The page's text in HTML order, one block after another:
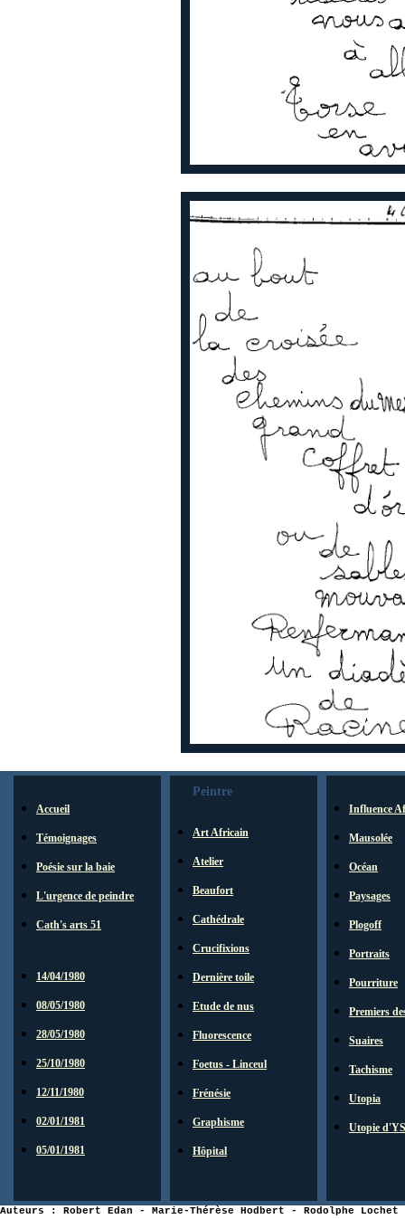
Accueil
Témoignages
Poésie sur la baie
L'urgence de peindre
Cath's arts 51
14/04/1980
08/05/1980
28/05/1980
25/10/1980
12/11/1980
02/01/1981
05/01/1981
Peintre
Art Africain
Atelier
Beaufort
Cathédrale
Crucifixions
Dernière toile
Etude de nus
Fluorescence
Foetus - Linceul
Frénésie
Graphisme
Hôpital
Influence
Mausolée
Océan
Paysages
Plogoff
Portraits
Pourriture
Premiers
Suaires
Tachisme
Utopia
Utopie d'YS
Auteurs : Robert Edan - Marie-Thérèse Hodbert - Rodolphe Lochet